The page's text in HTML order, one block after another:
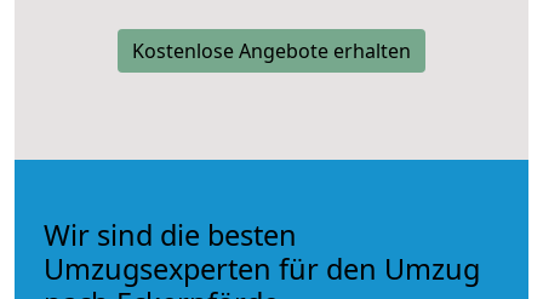
Kostenlose Angebote erhalten
Wir sind die besten
Umzugsexperten für den Umzug